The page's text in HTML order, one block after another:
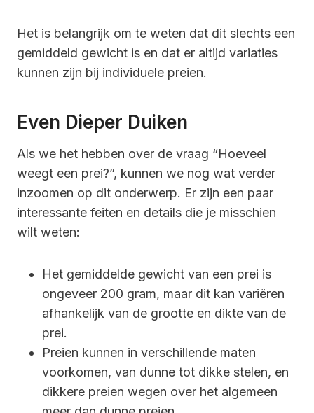
Het is belangrijk om te weten dat dit slechts een
gemiddeld gewicht is en dat er altijd variaties
kunnen zijn bij individuele preien.
Even Dieper Duiken
Als we het hebben over de vraag “Hoeveel
weegt een prei?”, kunnen we nog wat verder
inzoomen op dit onderwerp. Er zijn een paar
interessante feiten en details die je misschien
wilt weten:
Het gemiddelde gewicht van een prei is
ongeveer 200 gram, maar dit kan variëren
afhankelijk van de grootte en dikte van de
prei.
Preien kunnen in verschillende maten
voorkomen, van dunne tot dikke stelen, en
dikkere preien wegen over het algemeen